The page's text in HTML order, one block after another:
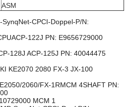
ASM
CPCI-Doppel-P/N:
122J PN: E9656729000
128J ACP-125J PN: 40044475
KE2070 2080 FX-3 JX-100
2060/FX-1RMCM 4SHAFT PN:
MCM 1